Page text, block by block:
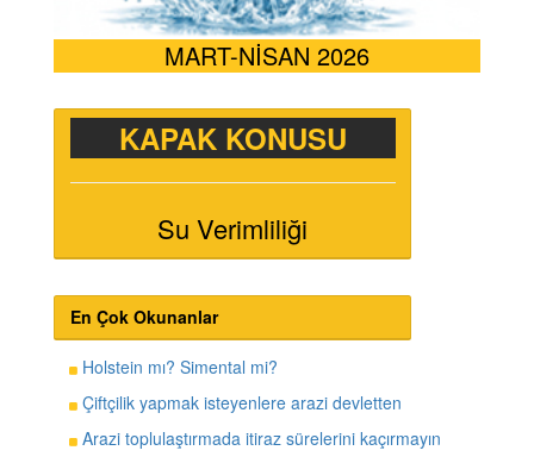
MART-NİSAN 2026
KAPAK KONUSU
Su Verimliliği
En Çok Okunanlar
Holstein mı? Simental mi?
Çiftçilik yapmak isteyenlere arazi devletten
Arazi toplulaştırmada itiraz sürelerini kaçırmayın